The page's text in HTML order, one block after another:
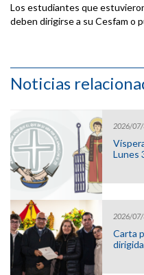
Los estudiantes que
deben dirigirse a su Cesfam o
Noticias
2026/
Lunes
2026/
Carta